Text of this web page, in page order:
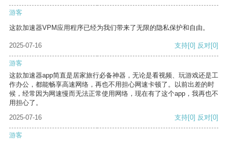
游客
这款加速器VPM应用程序已经为我们带来了无限的隐私保护和自由。
2025-07-16 支持[0] 反对[0]
游客
这款加速器app简直是居家旅行必备神器，无论是看视频、玩游戏还是工
作办公，都能畅享高速网络，再也不用担心网速卡顿了。以前出差的时
候，经常因为网速慢而无法正常使用网络，现在有了这个app，我再也不
用担心了。
2025-07-16
支持[0] 反对[0]
游客